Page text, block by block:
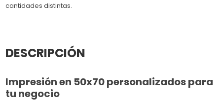
cantidades distintas.
DESCRIPCIÓN
Impresión en 50x70 personalizados para
tu negocio